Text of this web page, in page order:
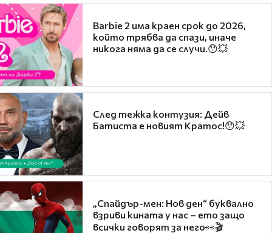
Barbie 2 има краен срок до 2026,
който трябва да спази, иначе
никога няма да се случи.😯💥
След тежка контузия: Дейв
Батиста е новият Кратос!😯💥
„Спайдър-мен: Нов ден“ буквално
взриви кината у нас – ето защо
всички говорят за него👀🎬